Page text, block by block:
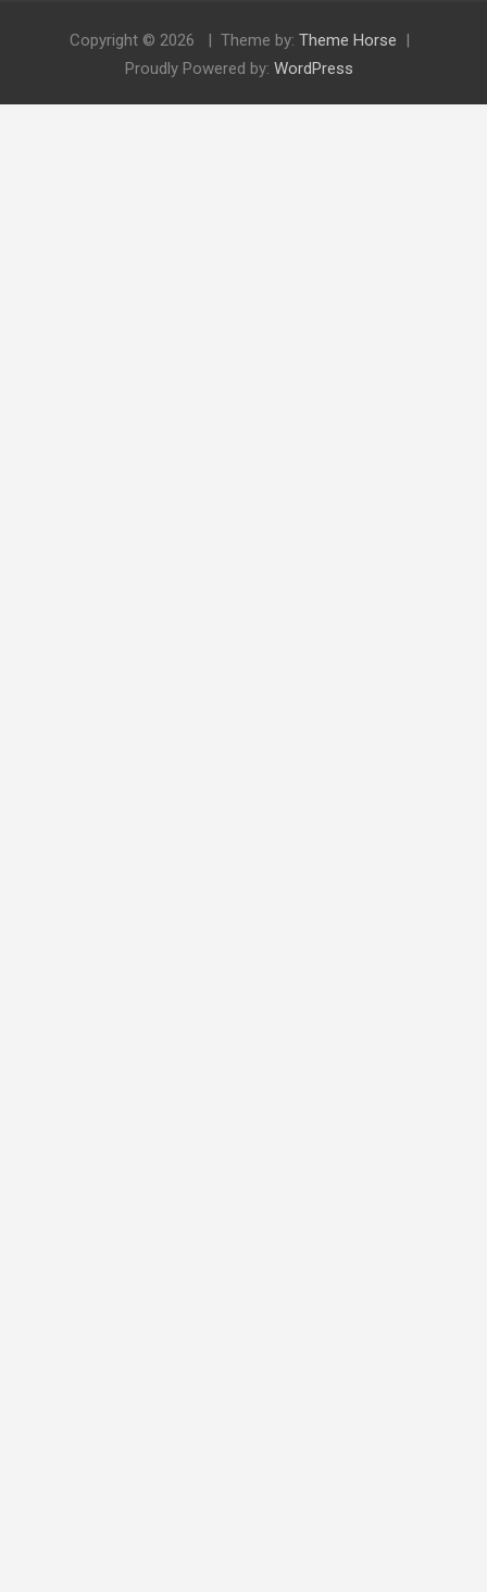
Copyright © 2026 Theme by: Theme Horse
Proudly Powered by: WordPress